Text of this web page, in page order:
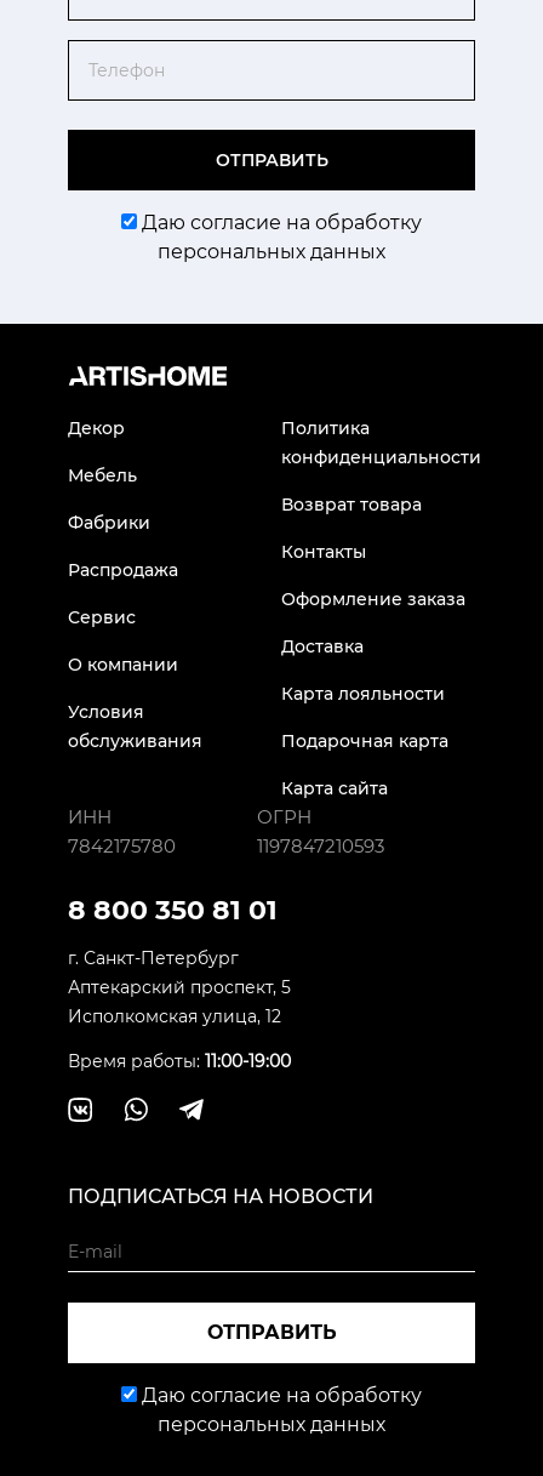
ОТПРАВИТЬ
Даю согласие на обработку
персональных данных
Декор
Мебель
Фабрики
Распродажа
Сервис
О компании
Условия
обслуживания
Политика
конфиденциальности
Возврат товара
Контакты
Оформление заказа
Доставка
Карта лояльности
Подарочная карта
Карта сайта
ИНН
7842175780
ОГРН
1197847210593
8 800 350 81 01
г. Санкт-Петербург
Аптекарский проспект, 5
Исполкомская улица, 12
Время работы: 11:00-19:00
ПОДПИСАТЬСЯ НА НОВОСТИ
ОТПРАВИТЬ
Даю согласие на обработку
персональных данных